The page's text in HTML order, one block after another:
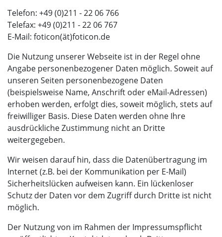
Telefon: +49 (0)211 - 22 06 766
Telefax: +49 (0)211 - 22 06 767
E-Mail: foticon(ät)foticon.de
Die Nutzung unserer Webseite ist in der Regel ohne
Angabe personenbezogener Daten möglich. Soweit auf
unseren Seiten personenbezogene Daten
(beispielsweise Name, Anschrift oder eMail-Adressen)
erhoben werden, erfolgt dies, soweit möglich, stets auf
freiwilliger Basis. Diese Daten werden ohne Ihre
ausdrückliche Zustimmung nicht an Dritte
weitergegeben.
Wir weisen darauf hin, dass die Datenübertragung im
Internet (z.B. bei der Kommunikation per E-Mail)
Sicherheitslücken aufweisen kann. Ein lückenloser
Schutz der Daten vor dem Zugriff durch Dritte ist nicht
möglich.
Der Nutzung von im Rahmen der Impressumspflicht